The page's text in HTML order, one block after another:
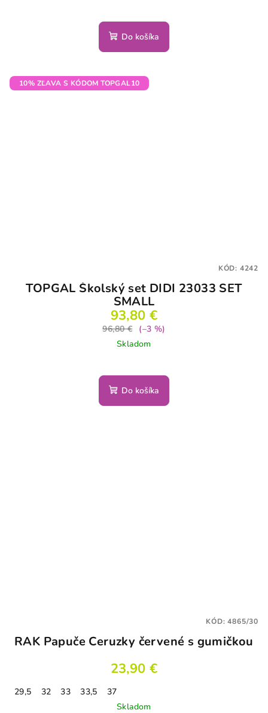
Do košíka
10% ZĽAVA S KÓDOM TOPGAL10
TOPGAL Školský set DIDI 23033 SET
SMALL
93,80 €
96,80 €
(–3 %)
Skladom
Do košíka
KÓD: 4242
RAK Papuče Ceruzky červené s gumičkou
23,90 €
29,5 32 33 33,5
37
Skladom
KÓD:4865/30